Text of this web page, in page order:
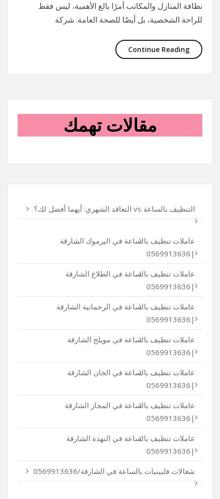
نظافة المنازل والمكاتب أمرًا بالغ الأهمية، ليس فقط
للراحة الشخصية، بل أيضًا للصحة العامة. شركة
Continue Reading
مقالات تهمك
التنظيف بالساعة vs التعاقد الشهري: أيهما أفضل لك؟
عاملات تنظيف بالساعة في اليرموك الشارقة
|0569913636
عاملات تنظيف بالساعة في الطلاع الشارقة
|0569913636
عاملات تنظيف بالساعة في الرحمانية الشارقة
|0569913636
عاملات تنظيف بالساعة في مويلح الشارقة
|0569913636
عاملات تنظيف بالساعة في الخان الشارقة
|0569913636
عاملات تنظيف بالساعة في المجاز الشارقة
|0569913636
عاملات تنظيف بالساعة في النهدة الشارقة
|0569913636
شغالات فلبينيات بالساعة في الشارقة/0569913636